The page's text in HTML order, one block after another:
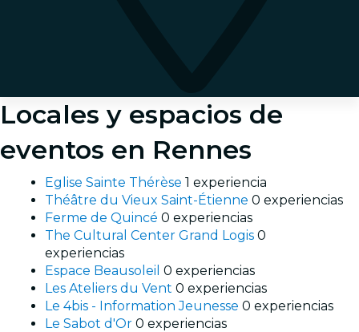
Locales y espacios de
eventos en Rennes
Eglise Sainte Thérèse 1 experiencia
Théâtre du Vieux Saint-Étienne 0 experiencias
Ferme de Quincé 0 experiencias
The Cultural Center Grand Logis 0
experiencias
Espace Beausoleil 0 experiencias
Les Ateliers du Vent 0 experiencias
Le 4bis - Information Jeunesse 0 experiencias
Le Sabot d'Or 0 experiencias